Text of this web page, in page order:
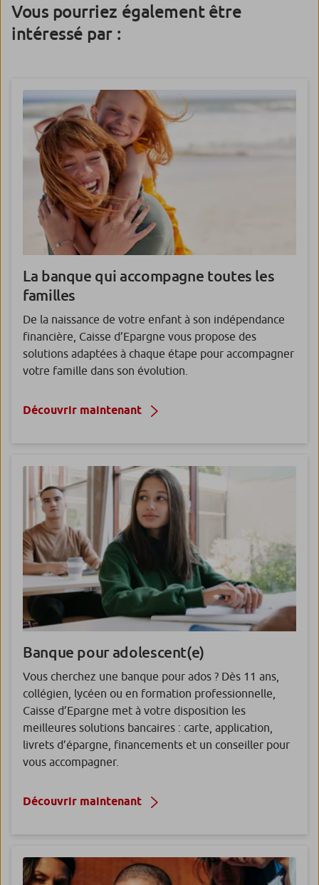
Vous pourriez également être
intéressé par :
La banque qui accompagne toutes les
familles
De la naissance de votre enfant à son indépendance
financière, Caisse d’Epargne vous propose des
solutions adaptées à chaque étape pour accompagner
votre famille dans son évolution.
Découvrir maintenant
Banque pouradolescent(e)
Vous cherchez une banque pour ados ? Dès 11 ans,
collégien, lycéen ou en formation professionnelle,
Caisse d’Epargne met à votre disposition les
meilleures solutions bancaires : carte, application,
livrets d’épargne, financements et un conseiller pour
vous accompagner.
Découvrir maintenant